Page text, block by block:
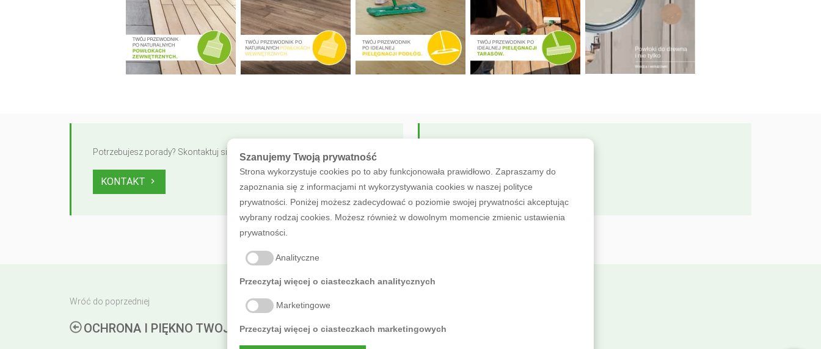
Potrzebujesz porady? Skontaktuj się z nami
KONTAKT ZOBACZ OFERTĘ
Wróć do poprzedniej
OCHRONA I PIĘKNO TWOJEGO DREWNA Z OSMO
Szanujemy Twoją prywatność
Strona wykorzystuje cookies po to aby funkcjonowała prawidłowo. Zapraszamy do
zapoznania się z informacjami nt wykorzystywania cookies w naszej polityce
prywatności. Poniżej możesz zadecydować o poziomie swojej prywatności akceptując
wybrany rodzaj cookies. Możesz również w dowolnym momencie zmienic ustawienia
prywatności.
Analityczne
Przeczytaj więcej o ciasteczkach analitycznych
Marketingowe
Przeczytaj więcej o ciasteczkach marketingowych